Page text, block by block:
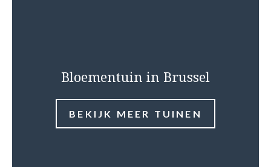
Bloementuin in Brussel
BEKIJK MEER TUINEN